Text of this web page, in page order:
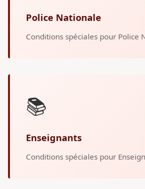
Police Nationale
Conditions spéciales pour Police
📚
Enseignants
Conditions spéciales pour